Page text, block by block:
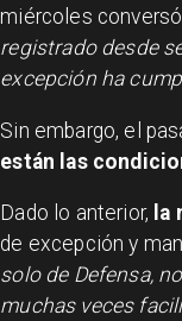
miércoles
registrado desde
excepción ha
Sin embargo, el
están las
Dado lo anterior, la
de excepción y
solo de Defensa,
muchas veces